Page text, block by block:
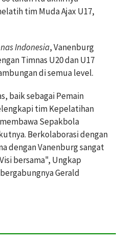
tim Muda Ajax U17,
Indonesia, Vanenburg
Timnas U20 dan U17
di semua level.
baik sebagai Pemain
tim Kepelatihan
Sepakbola
Berkolaborasi dengan
dengan Vanenburg sangat
bersama", Ungkap
Gerald